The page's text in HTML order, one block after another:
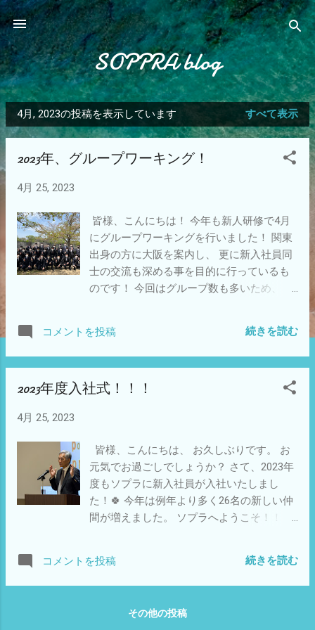
スキップしてメイン コンテンツに移動
SOPPRA blog
投
4月, 2023の投稿を表示しています すべて表示
2023年、グループワーキング！
4月 25, 2023
皆様、こんにちは！ 今年も新人研修で4月
にグループワーキングを行いました！ 関東
出身の方に大阪を案内し、 更に新入社員同
士の交流も深める事を目的に行っているも
のです！ 今回はグループ数も多いため、 和
けました 各チームのグループワーキングの
様子を、 お届け致します！！ まず、新人研
うです♪ 皆さんで集合写真～！ はい！チー
通天閣を観光案内されたそうです！ 知らん
けど、、、 THE★大阪って感じのサングラ
スですね！😎 写真から楽しく観光できた事
がわかりますね！ 続きましてBチームのご
紹介です！ Bチームも通天閣をご案内され
ても美味しそうですね🤤 続きましてCチー
の方々を発見出来ましたか～？👀 見つけ
コメントを投稿 続きを読む
2023年度入社式！！！
4月 25, 2023
皆様、こんにちは、 お久しぶりです。 お
元気でお過ごしでしょうか？ さて、2023年
度もソプラに新入社員が入社いたしまし
た！🍀 今年は例年より多く26名の新しい仲
間が増えました。 ソプラへようこそ！！
にあふれ、皆様の嬉しそうな表情を見れま
した。 白川社長の祝辞🌸 白川社長より新入
様の所信表明 先輩方が新入社員の皆さんを
コメントを投稿 続きを読む
その他の投稿